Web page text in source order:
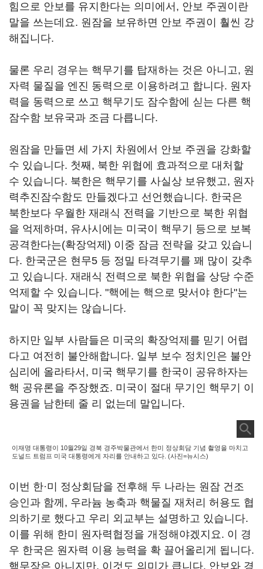
힘으로 안보를 유지한다는 의미에서, 안보 주권이란
말을 쓰는데요. 원잠을 보유하면 안보 주권이 훨씬 강
해집니다.
물론 우리 경우는 핵무기를 탑재하는 것은 아니고, 원
자력 물질을 엔진 동력으로 이용하려고 합니다. 원자
력을 동력으로 쓰고 핵무기도 잠수함에 싣는 다른 핵
잠수함 보유국과 조금 다릅니다.
원잠을 만들면 세 가지 차원에서 안보 주권을 강화할
수 있습니다. 첫째, 북한 위협에 효과적으로 대처할
수 있습니다. 북한은 핵무기를 사실상 보유했고, 원자
력추진잠수함도 만들겠다고 선언했습니다. 한국은
북한보다 우월한 재래식 전력을 기반으로 북한 위협
을 억제하며, 유사시에는 미국이 핵무기 등으로 보복
공격한다는(확장억제) 이중 잠금 전략을 갖고 있습니
다. 한국군은 현무5 등 정밀 타격무기를 꽤 많이 갖추
고 있습니다. 재래식 전력으로 북한 위협을 상당 수준
억제할 수 있습니다. "핵에는 핵으로 맞서야 한다"는
말이 꼭 맞지는 않습니다.
하지만 일부 사람들은 미국의 확장억제를 믿기 어렵
다고 여전히 불안해합니다. 일부 보수 정치인은 불안
심리에 올라타서, 미국 핵무기를 한국이 공유하자는
핵 공유론을 주장했죠. 미국이 절대 무기인 핵무기 이
용권을 남한테 줄 리 없는데 말입니다.
이재명 대통령이 10월29일 경북 경주박물관에서 한미 정상회담 기념 촬영을 마치고
도널드 트럼프 미국 대통령에게 자리를 안내하고 있다. (사진=뉴시스)
이번 한·미 정상회담을 전후해 두 나라는 원잠 건조
승인과 함께, 우라늄 농축과 핵물질 재처리 허용도 협
의하기로 했다고 우리 외교부는 설명하고 있습니다.
이를 위해 한미 원자력협정을 개정해야겠지요. 이 경
우 한국은 원자력 이용 능력을 확 끌어올리게 됩니다.
핵무장은 아니지만, 이것도 의미가 큽니다. 안보와 경